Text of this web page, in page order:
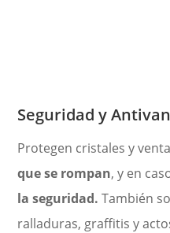
Seguridad y
Protegen cristales y
que se rompan, y en
la seguridad. También
ralladuras, graffitis y